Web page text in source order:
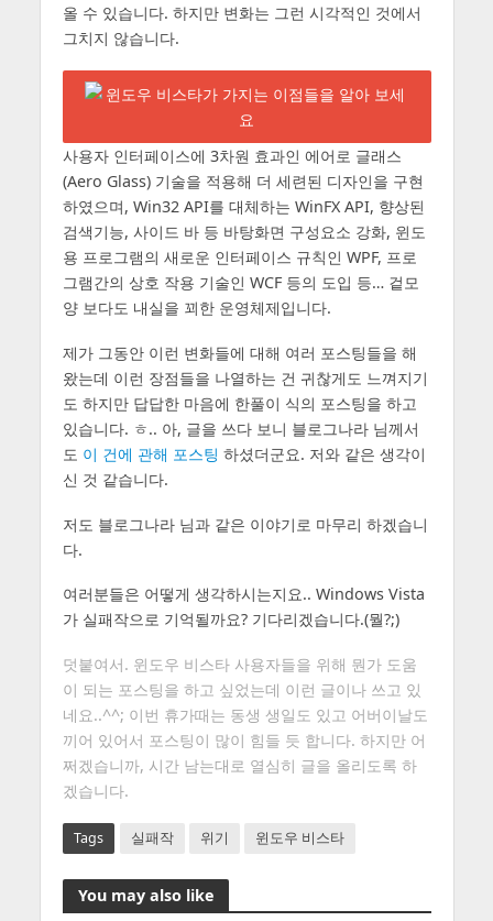
올 수 있습니다. 하지만 변화는 그런 시각적인 것에서
그치지 않습니다.
사용자 인터페이스에 3차원 효과인 에어로 글래스
(Aero Glass) 기술을 적용해 더 세련된 디자인을 구현
하였으며, Win32 API를 대체하는 WinFX API, 향상된
검색기능, 사이드 바 등 바탕화면 구성요소 강화, 윈도
용 프로그램의 새로운 인터페이스 규칙인 WPF, 프로
그램간의 상호 작용 기술인 WCF 등의 도입 등… 겉모
양 보다도 내실을 꾀한 운영체제입니다.
제가 그동안 이런 변화들에 대해 여러 포스팅들을 해
왔는데 이런 장점들을 나열하는 건 귀찮게도 느껴지기
도 하지만 답답한 마음에 한풀이 식의 포스팅을 하고
있습니다. ㅎ.. 아, 글을 쓰다 보니 블로그나라 님께서
도 이 건에 관해 포스팅 하셨더군요. 저와 같은 생각이
신 것 같습니다.
저도 블로그나라 님과 같은 이야기로 마무리 하겠습니
다.
여러분들은 어떻게 생각하시는지요.. Windows Vista
가 실패작으로 기억될까요? 기다리겠습니다.(뭘?;)
덧붙여서. 윈도우 비스타 사용자들을 위해 뭔가 도움
이 되는 포스팅을 하고 싶었는데 이런 글이나 쓰고 있
네요..^^; 이번 휴가때는 동생 생일도 있고 어버이날도
끼어 있어서 포스팅이 많이 힘들 듯 합니다. 하지만 어
쩌겠습니까, 시간 남는대로 열심히 글을 올리도록 하
겠습니다.
Tags 실패작 위기 윈도우 비스타
You may also like